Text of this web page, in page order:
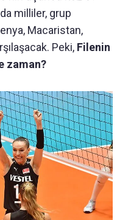
milliler, grup
Macaristan,
Peki, Filenin
zaman?